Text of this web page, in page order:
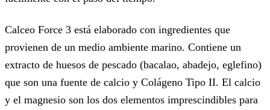
Calceo Force 3 está elaborado con ingredientes que
provienen de un medio ambiente marino. Contiene un
extracto de huesos de pescado (bacalao, abadejo, eglefino)
que son una fuente de calcio y Colágeno Tipo II. El calcio
y el magnesio son los dos elementos imprescindibles para